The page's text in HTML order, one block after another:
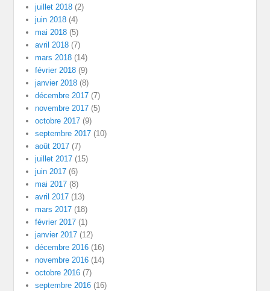
juillet 2018 (2)
juin 2018 (4)
mai 2018 (5)
avril 2018 (7)
mars 2018 (14)
février 2018 (9)
janvier 2018 (8)
décembre 2017 (7)
novembre 2017 (5)
octobre 2017 (9)
septembre 2017 (10)
août 2017 (7)
juillet 2017 (15)
juin 2017 (6)
mai 2017 (8)
avril 2017 (13)
mars 2017 (18)
février 2017 (1)
janvier 2017 (12)
décembre 2016 (16)
novembre 2016 (14)
octobre 2016 (7)
septembre 2016 (16)